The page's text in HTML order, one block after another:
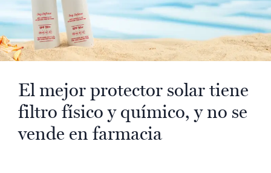
El mejor protector solar tiene
filtro físico y químico, y no se
vende en farmacia